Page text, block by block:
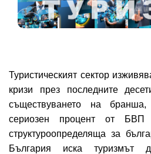
Туристическият сектор
кризи през последните
съществуването на
сериозен процент от
структуроопределяща за
България иска